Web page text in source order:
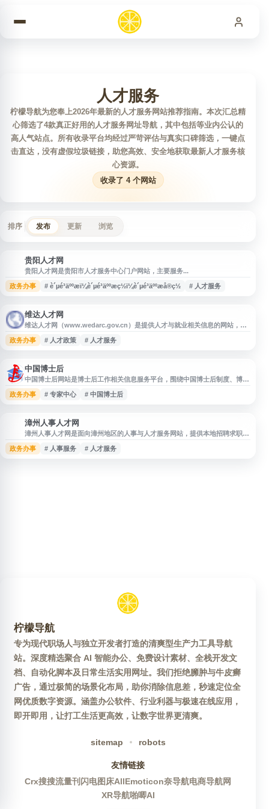
人才服务
柠檬导航为您奉上2026年最新的人才服务网站推荐指南。本次汇总精
心筛选了4款真正好用的人才服务网址导航，其中包括等业内公认的
高人气站点。所有收录平台均经过严苛评估与真实口碑筛选，一键点
击直达，没有虚假垃圾链接，助您高效、安全地获取最新人才服务核
心资源。
收录了 4 个网站
排序 发布 更新 浏览
贵阳人才网
贵阳人才网是贵阳市人才服务中心门户网站，主要服务...
政务办事 # è´µé³äººæï¼è´µé³äººæç½ï¼è´µé³äººæå®ç½ # 人才服务
维达人才网
维达人才网（www.wedarc.gov.cn）是提供人才与就业相关信息的网站，面
向求职者、用人单位及关注人才服务的用户，便于查询招聘信息、人才政策、
就业服务和相关通知公告等内容。网站可作为了解当地人才工作、招聘动态与
政务办事 # 人才政策 # 人才服务
中国博士后
中国博士后网站是博士后工作相关信息服务平台，围绕中国博士后制度、博士
后科研流动站与工作站、博士后基金及政策通知等内容提供信息发布与查询服
务。网站涉及人力资源和社会保障部留学人员和专家服务中心、中国博士后科
政务办事 # 专家中心 # 中国博士后
漳州人事人才网
漳州人事人才网是面向漳州地区的人事与人才服务网站，提供本地招聘求职、
人才信息、就业资讯及相关人力资源服务入口。网站适合求职者了解漳州就业
机会、查询招聘信息，也可供用人单位发布岗位、获取人才服务支持，是关注
政务办事 # 人事服务 # 人才服务
柠檬导航
专为现代职场人与独立开发者打造的清爽型生产力工具导航
站。深度精选聚合 AI 智能办公、免费设计素材、全栈开发文
档、自动化脚本及日常生活实用网址。我们拒绝臃肿与牛皮癣
广告，通过极简的场景化布局，助你消除信息差，秒速定位全
网优质数字资源。涵盖办公软件、行业利器与极速在线应用，
即开即用，让打工生活更高效，让数字世界更清爽。
sitemap robots
友情链接
Crx搜搜流量刊 闪电图床AllEmoticon奈导航电商导航网
XR导航啪唧AI